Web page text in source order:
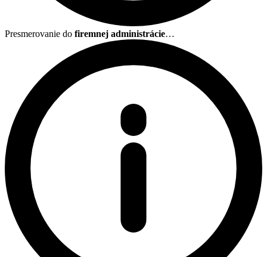
Presmerovanie do firemnej administrácie…